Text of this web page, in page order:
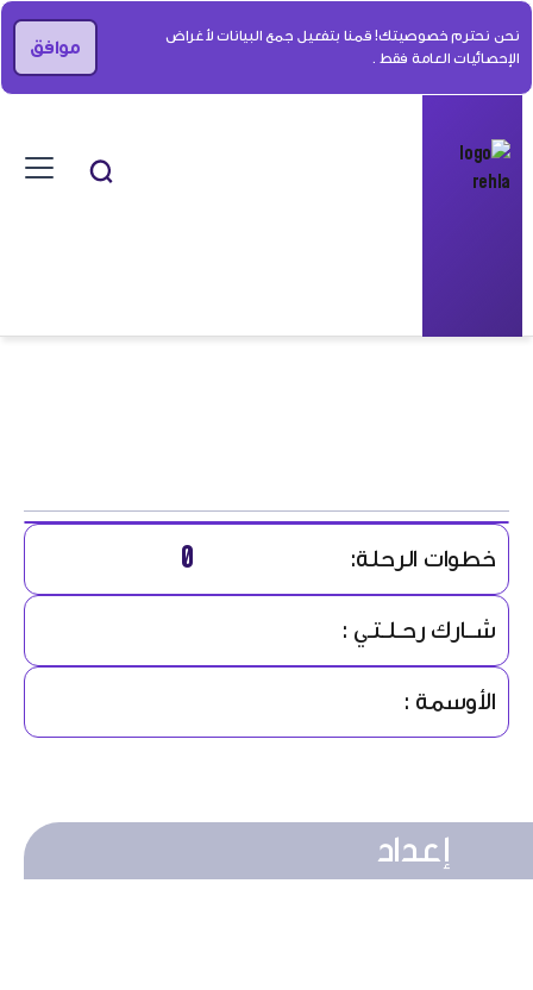
نحن نحترم خصوصيتك! قمنا بتفعيل جمع البيانات لأغراض
الإحصائيات العامة فقط .
موافق
خطوات الرحلة: 0
شــارك رحـلـتـي :
الأوسمة :
إعداد